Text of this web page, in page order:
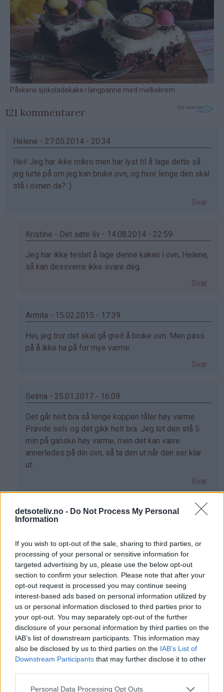
detsoteliv.no - Do Not Process My Personal
Information
If you wish to opt-out of the sale, sharing to third parties, or
processing of your personal or sensitive information for
targeted advertising by us, please use the below opt-out
section to confirm your selection. Please note that after your
opt-out request is processed you may continue seeing
interest-based ads based on personal information utilized by
us or personal information disclosed to third parties prior to
your opt-out. You may separately opt-out of the further
disclosure of your personal information by third parties on the
IAB’s list of downstream participants. This information may
also be disclosed by us to third parties on the IAB’s List of
Downstream Participants that may further disclose it to other
Personal Data Processing Opt Outs
121 kommentarer
Helene - 27.05.2014 - 20:34
Hei! Jeg har ikke mikro men har lyst til å lage dette så
jeg lurte på om jeg kan bruke ovn, og hvor lenge den skal
stå i ovnen da? :)
Svar
Kristine - Det søte liv - 14.08.2014 - 22:59
Som
svar
(ikke
Jeg har ikke testet å lage denne kaken i ovn, Helene,
så kan dessverre ikke svare deg.
Svar
Armita - 15.02.2015 - 17:39
Som
svar
(ikke
Hei, jeg tror det skal gå greit å bruke ovn. Men pass
på å ikke ha på for mye varme.
Svar
Selma - 25.01.2017 - 16:09
Som
svar
på
av
Helene
Det går helt bra så lenge koppen tåler høy varme.
Prøvde selv og det gikk helt bra. Jeg lot den stå 5
min på ganske høy varme, men det kan være
annerledes på din ovn, så ta den ut når den ser klar
ut.
Svar
Luna - 25.06.2019 - 10:24
svar
på
av
Helene
(ikke
bekreftet)
det her som at andre vet at det går. Eller ikke
Svar
Linn - 14.08.2014 - 19:12
Heisann, prøvde røren, slik den står skrevet, men ender
opp med at det er aaalt for lite veske i røren. ( blir bare
tørre klumper.. )
Svar
Kristine - Det søte liv - 14.08.2014 - 23:01